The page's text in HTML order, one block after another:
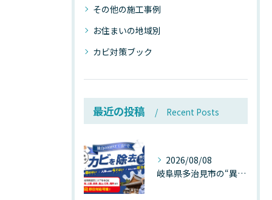
その他の施工事例
お住まいの地域別
カビ対策ブック
最近の投稿 Recent Posts
2026/08/08
岐阜県多治見市の“異常な高温”が建物内部を破壊する──深層カビが急増する危険な温度差の正体